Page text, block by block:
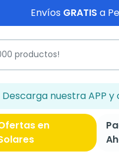
Envíos GRATIS a
Descarga nuestra APP y
en